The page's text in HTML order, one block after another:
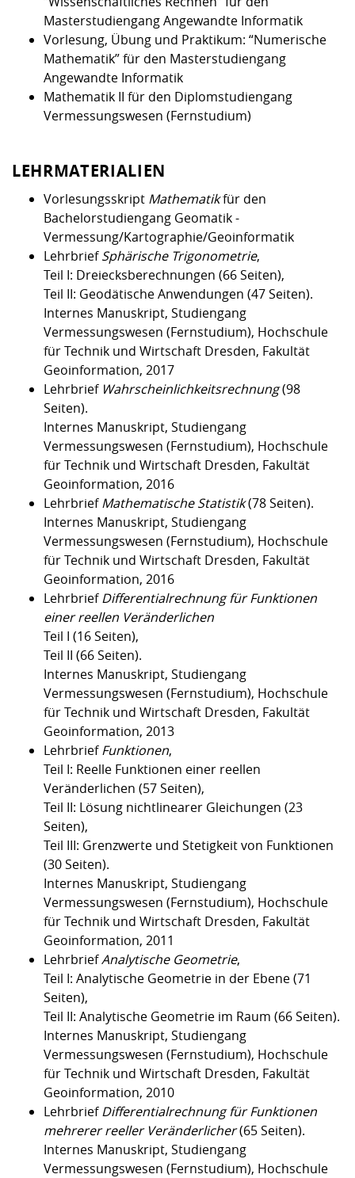
Vorbereitung
Studien- und
und Physik
Fremdsprachen
Jobs, Praktika,
Studieren in
Lebenslagen
Studentenwerk
Arbeit
Career Service
Lehren,
Formulare und
Formulare und
FIS -
Prototyping und
Kontakt &
Klimaschutz &
Gremien und
Informatik/
Landbau/
Maschinenbau
Angebote für Unternehmen
Kontakt und Anfahrt
Qualitätssicherung
Masterstudiengang Angewandte Informatik
Vorlesung, Übung und Praktikum: “Numerische
Mathematik”für den Masterstudiengang
Angewandte Informatik
Mathematik II für den Diplomstudiengang
Vermessungswesen (Fernstudium)
LEHRMATERIALIEN
Vorlesungsskript Mathematikfür den
Bachelorstudiengang Geomatik -
Vermessung/Kartographie/Geoinformatik
LehrbriefSphärische Trigonometrie,
Teil I: Dreiecksberechnungen (66 Seiten),
Teil II: Geodätische Anwendungen (47 Seiten).
Internes Manuskript, Studiengang
Vermessungswesen (Fernstudium), Hochschule
für Technik und Wirtschaft Dresden, Fakultät
Geoinformation, 2017
Lehrbrief Wahrscheinlichkeitsrechnung(98
Seiten).
Internes Manuskript, Studiengang
Vermessungswesen (Fernstudium), Hochschule
für Technik und Wirtschaft Dresden, Fakultät
Geoinformation, 2016
LehrbriefMathematische Statistik(78 Seiten).
Internes Manuskript, Studiengang
Vermessungswesen (Fernstudium), Hochschule
für Technik und Wirtschaft Dresden, Fakultät
Geoinformation, 2016
LehrbriefDifferentialrechnung für Funktionen
einer reellen Veränderlichen
Teil I (16 Seiten),
Teil II (66 Seiten).
Internes Manuskript, Studiengang
Vermessungswesen (Fernstudium), Hochschule
für Technik und Wirtschaft Dresden, Fakultät
Geoinformation, 2013
LehrbriefFunktionen,
Teil I: Reelle Funktionen einer reellen
Veränderlichen (57 Seiten),
Teil II: Lösung nichtlinearer Gleichungen (23
Seiten),
Teil III: Grenzwerte und Stetigkeit von Funktionen
(30 Seiten).
Internes Manuskript, Studiengang
Vermessungswesen (Fernstudium), Hochschule
für Technik und Wirtschaft Dresden, Fakultät
Geoinformation, 2011
LehrbriefAnalytische Geometrie,
Teil I: Analytische Geometrie in der Ebene (71
Seiten),
Teil II: Analytische Geometrie im Raum (66 Seiten).
Internes Manuskript, Studiengang
Vermessungswesen (Fernstudium), Hochschule
für Technik und Wirtschaft Dresden, Fakultät
Geoinformation, 2010
LehrbriefDifferentialrechnung für Funktionen
mehrerer reeller Veränderlicher(65 Seiten).
Internes Manuskript, Studiengang
Vermessungswesen (Fernstudium), Hochschule